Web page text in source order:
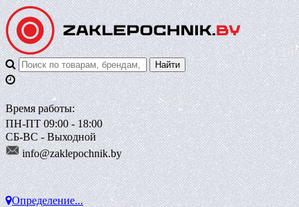
Время работы:
ПН-ПТ 09:00 - 18:00
СБ-ВС - Выходной
info@zaklepochnik.by
Определение...